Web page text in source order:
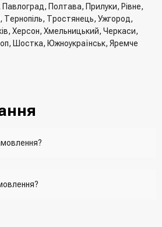
Полтава, Прилуки, Рівне,
Тростянець, Ужгород,
Херсон, Хмельницький, Черкаси,
Шостка, Южноукраїнськ, Яремче
інформацію про